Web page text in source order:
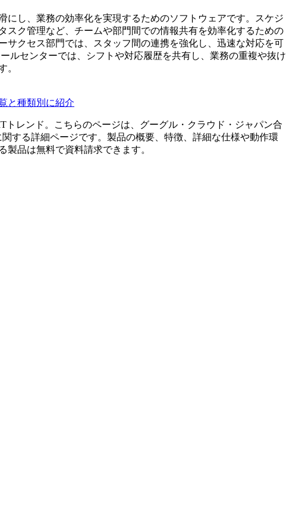
にし、業務の効率化を実現するためのソフトウェアです。スケジ
スク管理など、チームや部門間での情報共有を効率化するための
サクセス部門では、スタッフ間の連携を強化し、迅速な対応を可
ルセンターでは、シフトや対応履歴を共有し、業務の重複や抜け
。
と種類別に紹介
レンド。こちらのページは、 グーグル・クラウド・ジャパン合
関する詳細ページです。製品の概要、特徴、詳細な仕様や動作環
品は無料で資料請求できます。